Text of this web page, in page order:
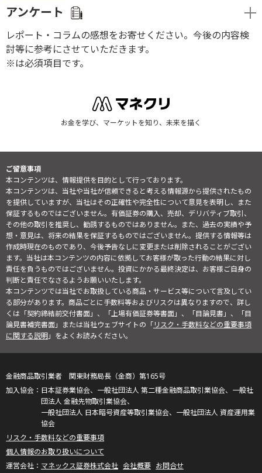
アンケート
レポート・コラムの感想をお寄せください。今後の内容検
討等に参考にさせていただきます。
※は必須項目です。
お金を学び、マーケットを知り、未来を描く
ご留意事項
本コンテンツは、情報提供を目的として行っております。
本コンテンツは、当社や当社が信頼できると考える情報源から提供されたもの
を提供していますが、当社はその正確性や完全性について意見を表明し、また
保証するものではございません。有価証券の購入、売却、デリバティブ取引、
その他の取引を推奨し、勧誘するものではありません。また、過去の実績や予
想・意見は、将来の結果を保証するものではございません。提供する情報等は
作成時現在のものであり、今後予告なしに変更または削除されることがござい
ます。当社は本コンテンツの内容に依拠してお客様が取った行動の結果に対し
責任を負うものではございません。投資にかかる最終決定は、お客様ご自身の
判断と責任でなさるようお願いいたします。
本コンテンツでは当社でお取扱している商品・サービス等について言及してい
る部分があります。商品ごとに手数料等およびリスクは異なりますので、詳し
くは「契約締結前交付書面」、「上場有価証券等書面」、「目論見書」、「目
論見書補完書面」または当社ウェブサイトの「リスク・手数料などの重要事項
に関する説明」をよくお読みください。
金融商品取引業者 関東財務局長（金商）第165号
日本証券業協会、一般社団法人 第二種金融商品取引業協会、一般社
団法人 金融先物取引業協会、
一般社団法人 日本暗号資産等取引業協会、一般社団法人 資産運用業
協会
リスク・手数料などの重要事項
個人情報のお取り扱いについて
マネックス証券株式会社 会社概要 お問合せ